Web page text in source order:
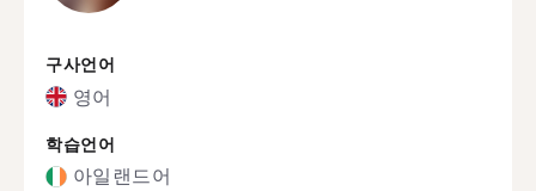
구사언어
영어
학습언어
아일랜드어